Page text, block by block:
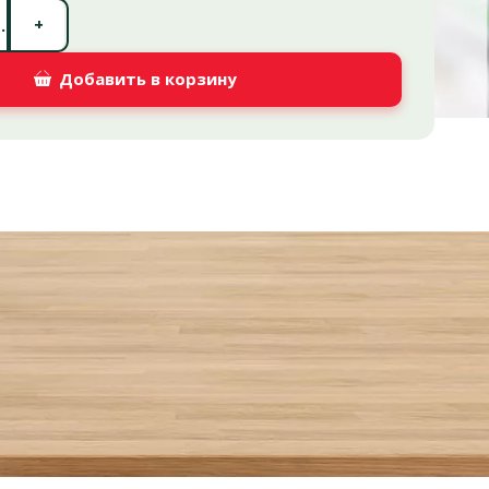
+
Добавить в корзину